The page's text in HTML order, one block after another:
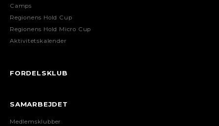
Camps
Regionens Hold Cup
Regionens Hold Micro Cup
Aktivitetskalender
FORDELSKLUB
SAMARBEJDET
Medlemsklubber